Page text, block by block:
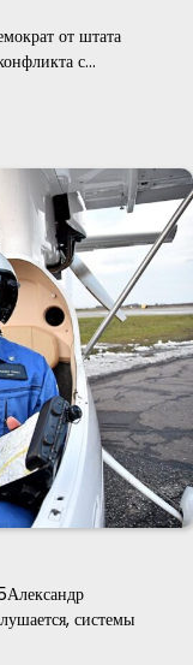
от штата
с…
системы